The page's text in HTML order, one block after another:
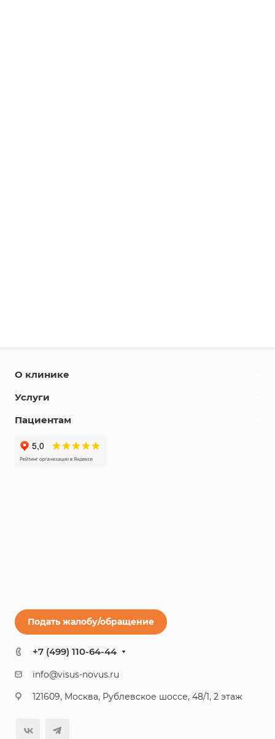
О клинике
Услуги
Пациентам
Подать жалобу/обращение
+7 (499) 110-64-44
info@visus-novus.ru
121609, Москва, Рублевское шоссе, 48/1, 2 этаж